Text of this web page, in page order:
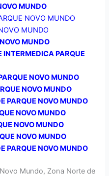
MUNDO
NOVO MUNDO
MUNDO
MUNDO
PARQUE
NOVO MUNDO
NOVO MUNDO
PARQUE NOVO MUNDO
NOVO MUNDO
NOVO MUNDO
NOVO MUNDO
PARQUE NOVO MUNDO
Mundo, Zona Norte de